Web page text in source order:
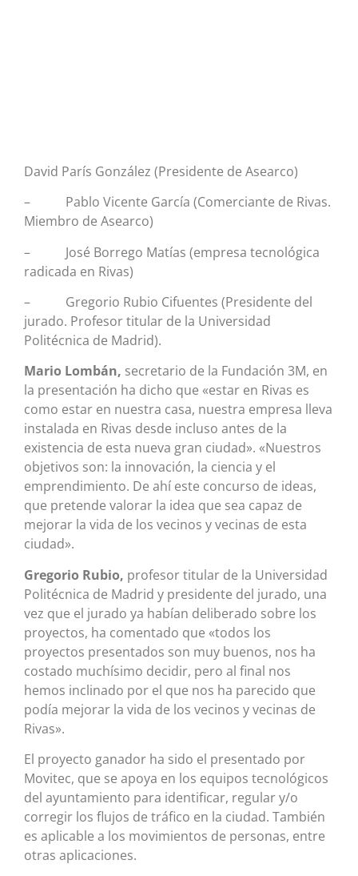
David París González (Presidente de Asearco)
– Pablo Vicente García (Comerciante de Rivas.
Miembro de Asearco)
– José Borrego Matías (empresa tecnológica
radicada en Rivas)
– Gregorio Rubio Cifuentes (Presidente del
jurado. Profesor titular de la Universidad
Politécnica de Madrid).
Mario Lombán, secretario de la Fundación 3M, en
la presentación ha dicho que «estar en Rivas es
como estar en nuestra casa, nuestra empresa lleva
instalada en Rivas desde incluso antes de la
existencia de esta nueva gran ciudad». «Nuestros
objetivos son: la innovación, la ciencia y el
emprendimiento. De ahí este concurso de ideas,
que pretende valorar la idea que sea capaz de
mejorar la vida de los vecinos y vecinas de esta
ciudad».
Gregorio Rubio, profesor titular de la Universidad
Politécnica de Madrid y presidente del jurado, una
vez que el jurado ya habían deliberado sobre los
proyectos, ha comentado que «todos los
proyectos presentados son muy buenos, nos ha
costado muchísimo decidir, pero al final nos
hemos inclinado por el que nos ha parecido que
podía mejorar la vida de los vecinos y vecinas de
Rivas».
El proyecto ganador ha sido el presentado por
Movitec, que se apoya en los equipos tecnológicos
del ayuntamiento para identificar, regular y/o
corregir los flujos de tráfico en la ciudad. También
es aplicable a los movimientos de personas, entre
otras aplicaciones.